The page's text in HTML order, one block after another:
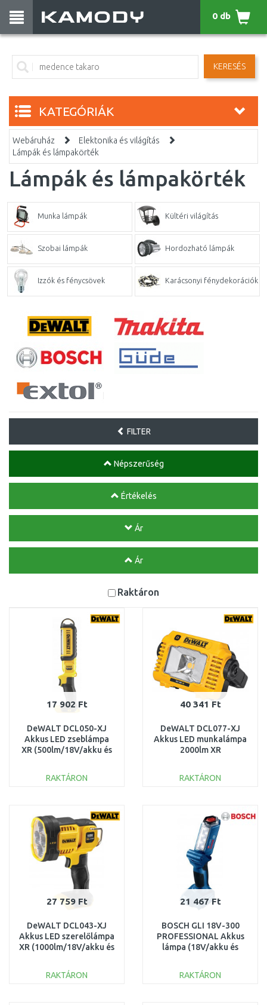
KERESÉS
0 db
KATEGÓRIÁK
Webáruház
Elektonika és világítás
Lámpák és lámpakörték
Lámpák és lámpakörték
Munka lámpák Kültéri világítás
Szobai lámpák Hordozható lámpák
Izzók és fénycsövek Karácsonyi fénydekorációk
FILTER
Népszerűség
Értékelés
Ár
Ár
Raktáron
17 902 Ft
DeWALT DCL050-XJ
Akkus LED zseblámpa
XR (500lm/18V/akku és
RAKTÁRON
Összehasonlítás
40 341 Ft
DeWALT DCL077-XJ
Akkus LED munkalámpa
2000lm XR
nélkül)
RAKTÁRON
Összehasonlítás
27 759 Ft
DeWALT DCL043-XJ
Akkus LED szerelőlámpa
XR (1000lm/18V/akku és
RAKTÁRON
21 467 Ft
BOSCH GLI 18V-300
PROFESSIONAL Akkus
lámpa (18V/akku és
06014A1100
RAKTÁRON